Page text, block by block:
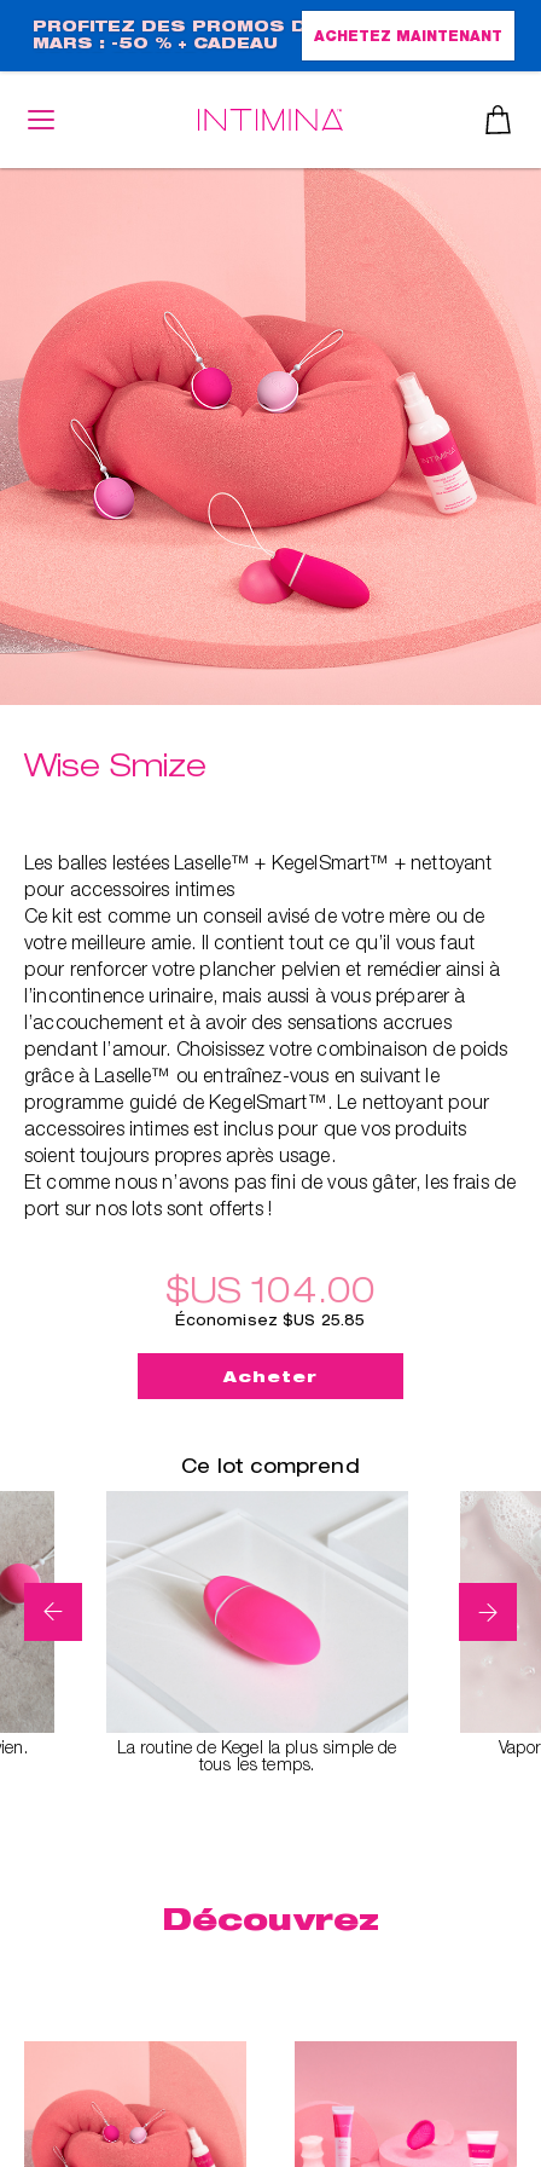
contenu
principal
PROFITEZ DES PROMOS DE
MARS : -50 % + CADEAU
ACHETEZ MAINTENANT
Wise Smize
Les balles lestées Laselle™ + KegelSmart™ + nettoyant
pour accessoires intimes
Ce kit est comme un conseil avisé de votre mère ou de
votre meilleure amie. Il contient tout ce qu’il vous faut
pour renforcer votre plancher pelvien et remédier ainsi à
l’incontinence urinaire, mais aussi à vous préparer à
l’accouchement et à avoir des sensations accrues
pendant l’amour. Choisissez votre combinaison de poids
grâce à Laselle™ ou entraînez-vous en suivant le
programme guidé de KegelSmart™. Le nettoyant pour
accessoires intimes est inclus pour que vos produits
soient toujours propres après usage.
Et comme nous n’avons pas fini de vous gâter, les frais de
port sur nos lots sont offerts !
$US 104.00
Économisez $US 25.85
Acheter
Ce lot comprend
La routine de Kegel la plus simple de
tous les temps.
Découvrez